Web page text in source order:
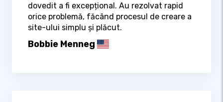
dovedit a fi excepțional. Au rezolvat rapid
orice problemă, făcând procesul de creare a
site-ului simplu și plăcut.
Bobbie Menneg